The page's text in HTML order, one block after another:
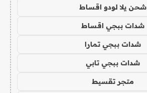
شحن يلا لودو اقساط
شدات ببجي اقساط
شدات ببجي تمارا
شدات ببجي تابي
متجر تقسيط